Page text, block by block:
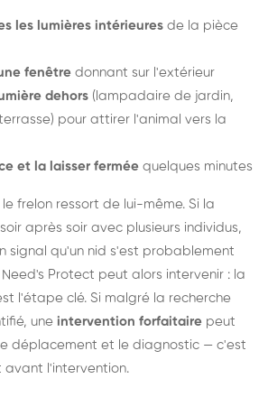
les lumières intérieures de la pièce
fenêtre donnant sur l'extérieur
dehors (lampadaire de jardin,
pour attirer l'animal vers la
et la laisser fermée quelques minutes
le frelon ressort de lui-même. Si la
après soir avec plusieurs individus,
signal qu'un nid s'est probablement
Protect peut alors intervenir : la
l'étape clé. Si malgré la recherche
une intervention forfaitaire peut
déplacement et le diagnostic — c'est
avant l'intervention.